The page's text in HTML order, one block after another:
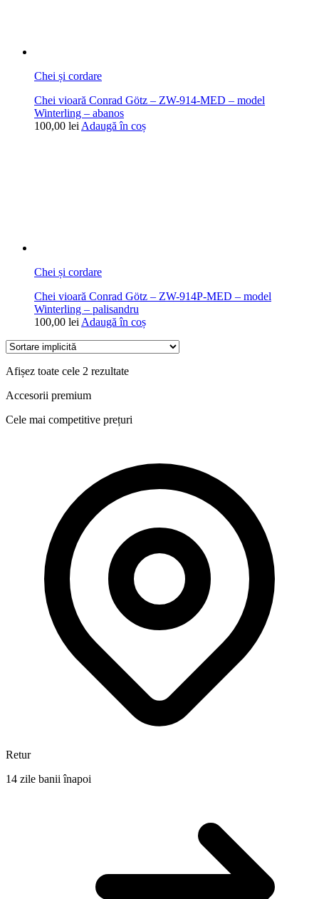
Chei și cordare
Chei vioară Conrad Götz – ZW-914-MED – model
Winterling – abanos
100,00 lei Adaugă în coș
Chei și cordare
Chei vioară Conrad Götz – ZW-914P-MED – model
Winterling – palisandru
100,00 lei Adaugă în coș
Afișez toate cele 2 rezultate
Accesorii premium
Cele mai competitive prețuri
Retur
14 zile banii înapoi